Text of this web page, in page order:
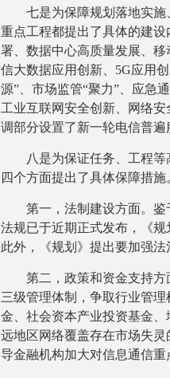
七是为保障规划落地实
重点工程都提出了具体的建
署、数据中心高质量发展、
信大数据应用创新、5G应用
源”、市场监管“聚力”、应急
工业互联网安全创新、网络
调部分设置了新一轮电信普遍
八是为保证任务、工程
四个方面提出了具体保障措施
第一，法制建设方面。
法规已于近期正式发布，《
此外，《规划》提出要加强
第二，政策和资金支持
三级管理体制，争取行业管
金、社会资本产业投资基金
远地区网络覆盖存在市场失
导金融机构加大对信息通信重